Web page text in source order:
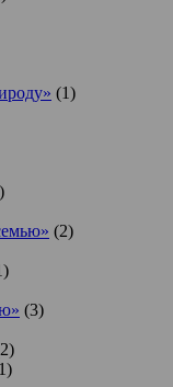
(1)
(2)
(3)